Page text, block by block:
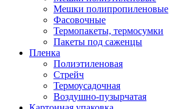
Мешки полипропиленовые
Фасовочные
Термопакеты, термосумки
Пакеты под саженцы
Пленка
Полиэтиленовая
Стрейч
Термоусадочная
Воздушно-пузырчатая